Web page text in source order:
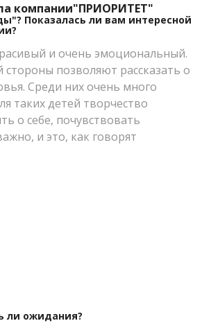
компании"ПРИОРИТЕТ"
Показалась ли вам интересной
и очень эмоциональный.
позволяют рассказать о
Среди них очень много
таких детей творчество
о себе, почувствовать
и это, как говорят
ли ожидания?